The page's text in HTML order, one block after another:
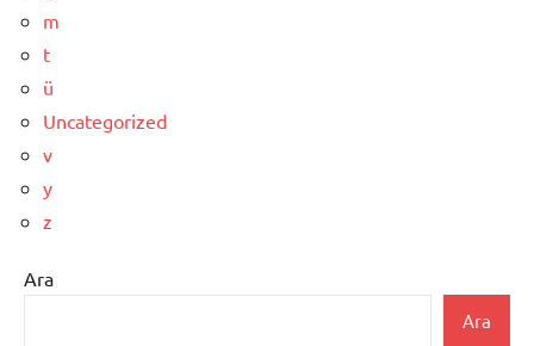
m
t
ü
Uncategorized
v
y
z
Ara
Ara